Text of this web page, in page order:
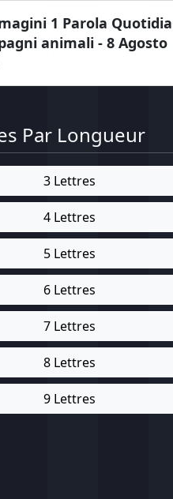
1 Parola
animali - 8 Agosto
Par Longueur
3 Lettres
4 Lettres
5 Lettres
6 Lettres
7 Lettres
8 Lettres
9 Lettres